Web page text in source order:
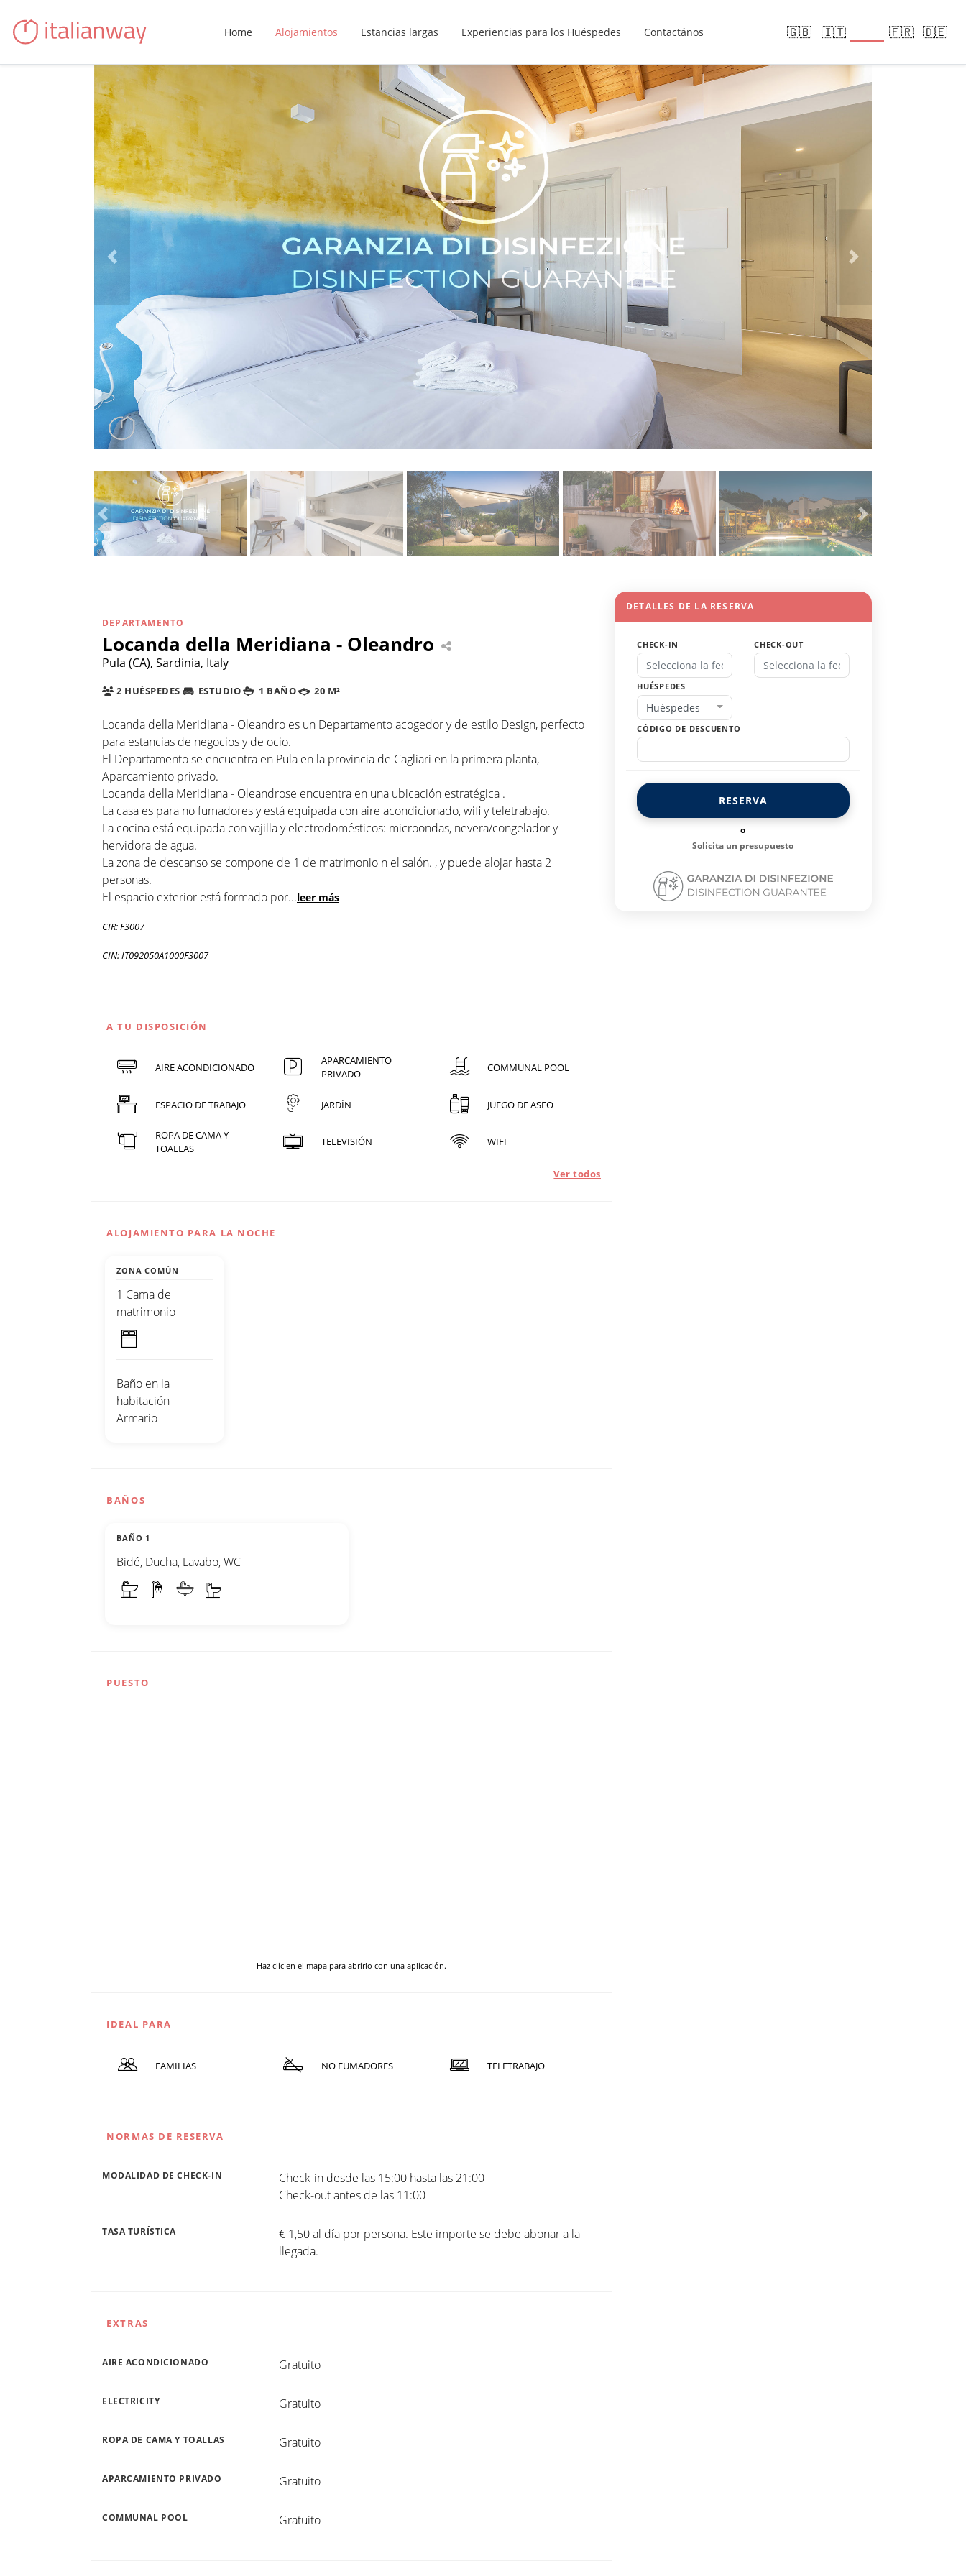
Home Alojamientos Estancias largas Experiencias para los Huéspedes Contactános 🇬🇧 🇮🇹 🇫🇷 🇩🇪
DEPARTAMENTO
Locanda della Meridiana - Oleandro
Pula (CA), Sardinia, Italy
2 HUÉSPEDES ESTUDIO 1 BAÑO 20 M²
Locanda della Meridiana - Oleandro es un Departamento acogedor y de estilo Design, perfecto
para estancias de negocios y de ocio.
El Departamento se encuentra en Pula en la provincia de Cagliari en la primera planta,
Aparcamiento privado.
Locanda della Meridiana - Oleandrose encuentra en una ubicación estratégica .
La casa es para no fumadores y está equipada con aire acondicionado, wifi y teletrabajo.
La cocina está equipada con vajilla y electrodomésticos: microondas, nevera/congelador y
hervidora de agua.
La zona de descanso se compone de 1 de matrimonio n el salón. , y puede alojar hasta 2
personas.
El espacio exterior está formado por...leer más
CIR: F3007
CIN: IT092050A1000F3007
A TU DISPOSICIÓN
AIRE ACONDICIONADO
APARCAMIENTO
PRIVADO
COMMUNAL POOL
ESPACIO DE TRABAJO JARDÍN JUEGO DE ASEO
ROPA DE CAMA Y
TOALLAS
TELEVISIÓN WIFI
Ver todos
ALOJAMIENTO PARA LA NOCHE
ZONA COMÚN
1 Cama de
matrimonio
Baño en la
habitación
Armario
BAÑOS
BAÑO 1
Bidé, Ducha, Lavabo, WC
PUESTO
Haz clic en el mapa para abrirlo con una aplicación.
IDEAL PARA
FAMILIAS NO FUMADORES TELETRABAJO
NORMAS DE RESERVA
MODALIDAD DE CHECK-IN
Check-in desde las 15:00 hasta las 21:00
Check-out antes de las 11:00
TASA TURÍSTICA
€ 1,50 al día por persona. Este importe se debe abonar a la
llegada.
EXTRAS
AIRE ACONDICIONADO Gratuito
ELECTRICITY Gratuito
ROPA DE CAMA Y TOALLAS Gratuito
APARCAMIENTO PRIVADO Gratuito
COMMUNAL POOL Gratuito
DETALLES DE LA RESERVA
CHECK-IN CHECK-OUT
HUÉSPEDES
Huéspedes
CÓDIGO DE DESCUENTO
RESERVA
o
Solicita un presupuesto